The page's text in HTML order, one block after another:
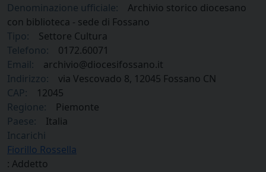
Denominazione ufficiale:
Archivio storico diocesano
con biblioteca - sede di Fossano
Tipo:
Settore Cultura
Telefono:
0172.60071
Email:
archivio@diocesifossano.it
Indirizzo:
via Vescovado 8, 12045 Fossano CN
CAP:
12045
Regione:
Piemonte
Paese:
Italia
Incarichi
Fiorillo Rossella
: Addetto